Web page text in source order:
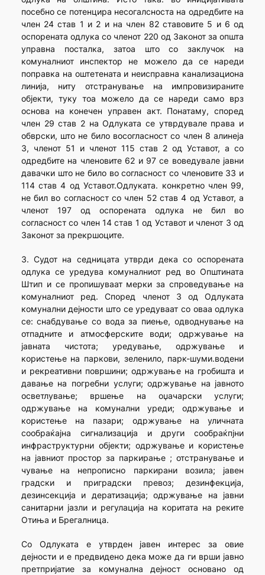
посебно се потенцира несогалсноста на одредбите на
член 24 став 1 и 2 и на член 82 ставовите 5 и 6 од
оспорената одлука со членот 220 од Законот за општа
управна посталка, затоа што со заклучок на
комуналниот инспектор не можело да се нареди
поправка на оштетената и неисправна канализациона
линија, ниту отстранување на импровизираните
објекти, туку тоа можело да се нареди само врз
основа на конечен управен акт. Понатаму, според
член 29 став 2 на Одлуката се утврдувале права и
обврски, што не било восогласност со член 8 алинеја
3, членот 51 и членот 115 став 2 од Уставот, а со
одредбите на членовите 62 и 97 се воведувале јавни
давачки што не било во согласност со членовите 33 и
114 став 4 од Уставот.Одлуката. конкретно член 99,
не бил во согласност со член 52 став 4 од Уставот, а
членот 197 од оспорената одлука не бил во
согласност со член 14 став 1 од Уставот и членот 3 од
Законот за прекршоците.
3. Судот на седницата утврди дека со оспорената
одлука се уредува комуналниот ред во Општината
Штип и се пропишуваат мерки за спроведување на
комуналниот ред. Според членот 3 од Одлуката
комунални дејности што се уредуваат со оваа одлука
се: снабдување со вода за пиење, одводнување на
отпадните и атмосферските води; одржување на
јавната чистота; уредување, одржување и
користење на паркови, зеленило, парк-шуми.водени
и рекреативни површини; одржување на гробишта и
давање на погребни услуги; одржување на јавното
осветлување; вршење на оџачарски услуги;
одржување на комунални уреди; одржување и
користење на пазари; одржување на уличната
сообраќајна сигнализација и други сообраќпјни
инфраструктурни објекти; одржување и користење
на јавниот простор за паркирање ; отстранување и
чување на непрописно паркирани возила; јавен
градски и приградски превоз; дезинфекција,
дезинсекција и дератизација; одржување на јавни
санитарни јазли и регулација на коритата на реките
Отиња и Брегалница.
Со Одлуката е утврден јавен интерес за овие
дејности и е предвидено дека може да ги врши јавно
претпријатие за комунална дејност основано од